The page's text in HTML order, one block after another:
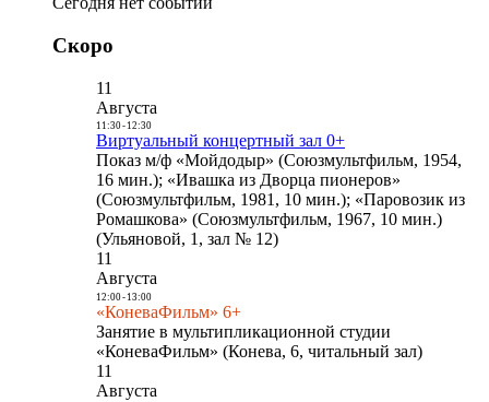
Скоро
11
Августа
11:30- 12:30
Виртуальный концертный зал 0+
Показ м/ф «Мойдодыр» (Союзмультфильм, 1954,
16 мин.); «Ивашка из Дворца пионеров»
(Союзмультфильм, 1981, 10 мин.); «Паровозик из
Ромашкова» (Союзмультфильм, 1967, 10 мин.)
(Ульяновой, 1, зал № 12)
11
Августа
12:00- 13:00
«КоневаФильм» 6+
Занятие в мультипликационной студии
«КоневаФильм» (Конева, 6, читальный зал)
11
Августа